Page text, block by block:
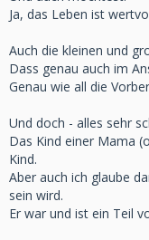
Ja, das Leben ist
Auch die kleinen und
Dass genau auch im
Genau wie all die
Und doch - alles sehr
Das Kind einer Mama
Kind.
Aber auch ich glaube
sein wird.
Er war und ist ein Teil